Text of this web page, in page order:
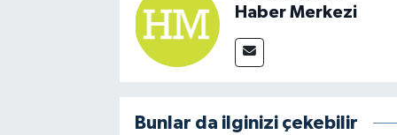
Haber Merkezi
Bunlar da ilginizi çekebilir